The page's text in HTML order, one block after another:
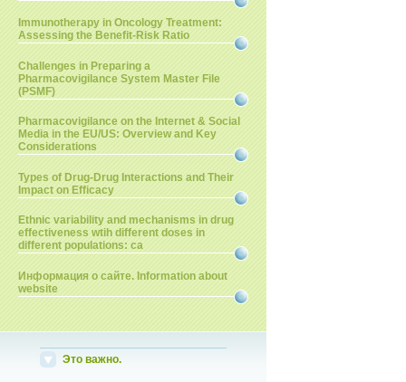
Immunotherapy in Oncology Treatment:
Assessing the Benefit-Risk Ratio
Challenges in Preparing a
Pharmacovigilance System Master File
(PSMF)
Pharmacovigilance on the Internet & Social
Media in the EU/US: Overview and Key
Considerations
Types of Drug-Drug Interactions and Their
Impact on Efficacy
Ethnic variability and mechanisms in drug
effectiveness wtih different doses in
different populations: ca
Информация о сайте. Information about
website
Это важно.